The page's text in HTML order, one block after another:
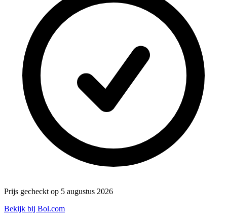
Prijs gecheckt op 5 augustus 2026
Bekijk bij Bol.com